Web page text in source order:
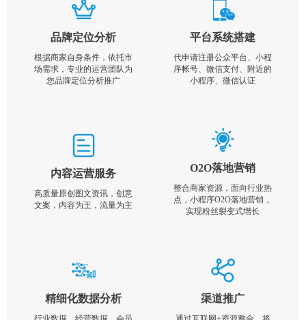
品牌定位分析
根据商家自身条件，依托市
场需求，专业的运营团队为
您品牌定位分析推广
平台系统搭建
代申请注册公众平台、小程
序帐号、微信支付、附近的
小程序、微信认证
内容运营服务
高质量原创图文资讯，创意
文案，内容为王，流量为主
O2O落地营销
整合商家资源，面向行业热
点，小程序O2O落地营销，
实现粉丝裂变式增长
精细化数据分析 渠道推广